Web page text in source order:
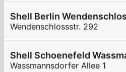
Shell Berlin
Wendenschlossstr. 292
Wassmannsdorfer Allee 1